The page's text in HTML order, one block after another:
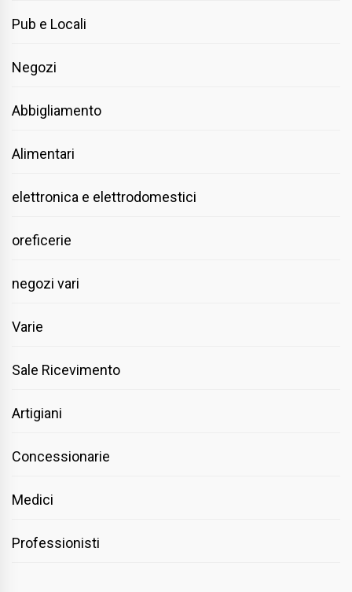
Pub e Locali
Negozi
Abbigliamento
Alimentari
elettronica e elettrodomestici
oreficerie
negozi vari
Varie
Sale Ricevimento
Artigiani
Concessionarie
Medici
Professionisti